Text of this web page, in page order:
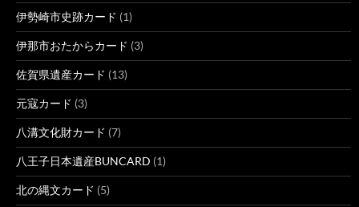
伊勢崎市史跡カード (1)
伊那市おたからカード (3)
佐賀県遺産カード (13)
元寇カード (3)
八溝文化財カード (7)
八王子日本遺産BUNCARD (1)
北の縄文カード (5)